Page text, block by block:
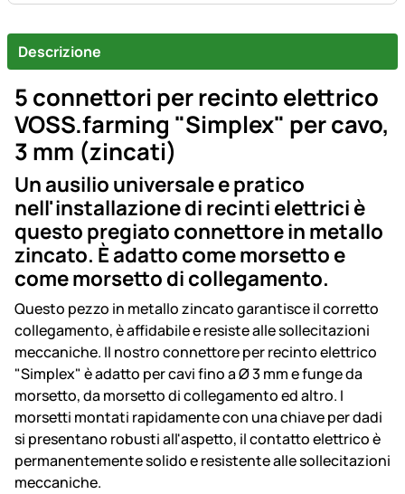
Descrizione
5 connettori per recinto elettrico
VOSS.farming "Simplex" per cavo,
3 mm (zincati)
Un ausilio universale e pratico
nell'installazione di recinti elettrici è
questo pregiato connettore in metallo
zincato. È adatto come morsetto e
come morsetto di collegamento.
Questo pezzo in metallo zincato garantisce il corretto
collegamento, è affidabile e resiste alle sollecitazioni
meccaniche. Il nostro connettore per recinto elettrico
"Simplex" è adatto per cavi fino a Ø 3 mm e funge da
morsetto, da morsetto di collegamento ed altro. I
morsetti montati rapidamente con una chiave per dadi
si presentano robusti all'aspetto, il contatto elettrico è
permanentemente solido e resistente alle sollecitazioni
meccaniche.